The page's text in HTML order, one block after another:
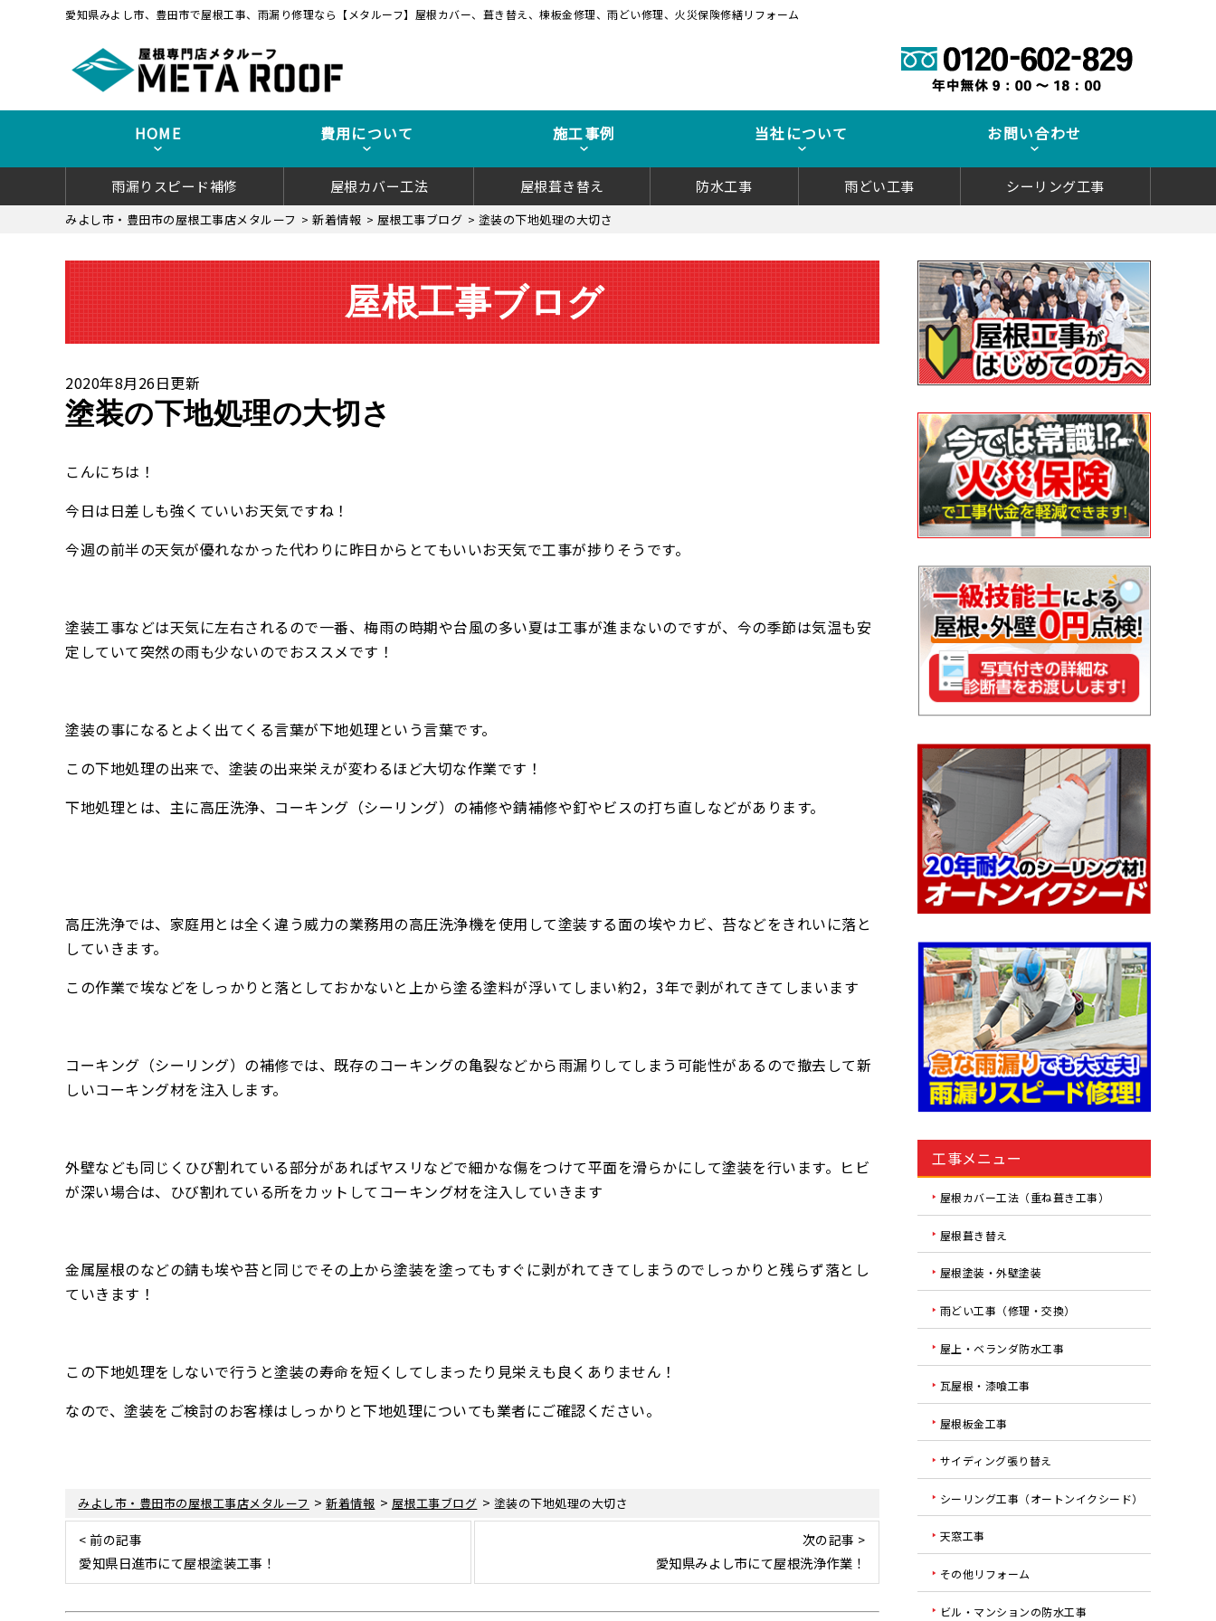
愛知県みよし市、豊田市で屋根工事、雨漏り修理なら【メタルーフ】屋根カバー、葺き替え、棟板金修理、雨どい修理、火災保険修繕リフォーム
HOME 費用について 施工事例 当社について お問い合わせ
雨漏りスピード補修 屋根カバー工法 屋根葺き替え 防水工事 雨どい工事 シーリング工事
みよし市・豊田市の屋根工事店メタルーフ > 新着情報 > 屋根工事ブログ > 塗装の下地処理の大切さ
屋根工事ブログ
2020年8月26日更新
塗装の下地処理の大切さ
こんにちは！
今日は日差しも強くていいお天気ですね！
今週の前半の天気が優れなかった代わりに昨日からとてもいいお天気で工事が捗りそうです。
塗装工事などは天気に左右されるので一番、梅雨の時期や台風の多い夏は工事が進まないのですが、今の季節は気温も安
定していて突然の雨も少ないのでおススメです！
塗装の事になるとよく出てくる言葉が下地処理という言葉です。
この下地処理の出来で、塗装の出来栄えが変わるほど大切な作業です！
下地処理とは、主に高圧洗浄、コーキング（シーリング）の補修や錆補修や釘やビスの打ち直しなどがあります。
高圧洗浄では、家庭用とは全く違う威力の業務用の高圧洗浄機を使用して塗装する面の埃やカビ、苔などをきれいに落と
していきます。
この作業で埃などをしっかりと落としておかないと上から塗る塗料が浮いてしまい約2，3年で剥がれてきてしまいます
コーキング（シーリング）の補修では、既存のコーキングの亀裂などから雨漏りしてしまう可能性があるので撤去して新
しいコーキング材を注入します。
外壁なども同じくひび割れている部分があればヤスリなどで細かな傷をつけて平面を滑らかにして塗装を行います。ヒビ
が深い場合は、ひび割れている所をカットしてコーキング材を注入していきます
金属屋根のなどの錆も埃や苔と同じでその上から塗装を塗ってもすぐに剥がれてきてしまうのでしっかりと残らず落とし
ていきます！
この下地処理をしないで行うと塗装の寿命を短くしてしまったり見栄えも良くありません！
なので、塗装をご検討のお客様はしっかりと下地処理についても業者にご確認ください。
みよし市・豊田市の屋根工事店メタルーフ >新着情報 > 屋根工事ブログ > 塗装の下地処理の大切さ
< 前の記事
愛知県日進市にて屋根塗装工事！
次の記事 >
愛知県みよし市にて屋根洗浄作業！
工事メニュー
屋根カバー工法（重ね葺き工事）
屋根葺き替え
屋根塗装・外壁塗装
雨どい工事（修理・交換）
屋上・ベランダ防水工事
瓦屋根・漆喰工事
屋根板金工事
サイディング張り替え
シーリング工事（オートンイクシード）
天窓工事
その他リフォーム
ビル・マンションの防水工事